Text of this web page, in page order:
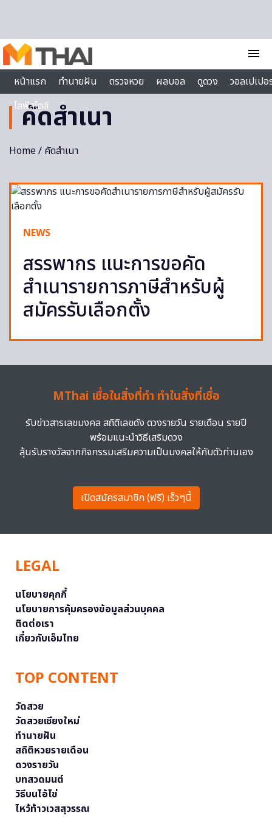
menu
หน้าแรก
ทำนายฝัน ตรวจหวย ผลบอล ดูดวง
วอลเปเป
ไลฟ์สไตล์
คัดสำเนา
Home/ คัดสำเนา
NEWS
สรรพากร แนะการขอคัด
สำเนารายการภาษีสำหรับผู้
สมัครรับเลือกตั้ง
MThai เชื่อในสิ่งที่ทำ ทำในสิ่งที่เชื่อ
รับข่าวสารเลขมงคล สถิติเลขดัง ดวงรายวัน รายเดือน รายปี
พร้อมแนะนำวิธีเสริมดวง
ลุ้นรับรางวัลจากกิจกรรมเสริมความเป็นมงคลให้กับตัวท่านเอง
เปิดสมัครสมาชิก (ฟรี) เร็วๆนี้
LEGAL
นโยบายคุกกี้
นโยบายการคุ้มครองข้อมูลส่วนบุคคล
ติดต่อเรา
เกี่ยวกับเอ็มไทย
TOP CONTENT
วัดสวย
วัดสวยเชียงใหม่
ทำนายฝัน
สถิติหวยรายเดือน
ดวงรายวัน
บทสวดมนต์
วิธีบนไอ้ไข่
ไหว้ท้าวเวสสุวรรณ